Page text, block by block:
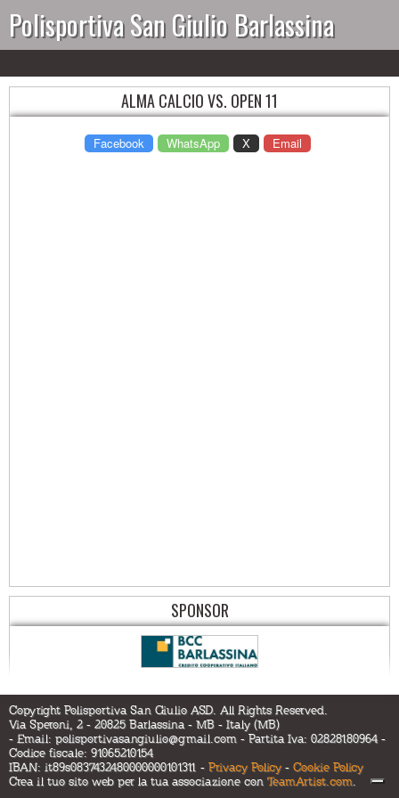
Polisportiva San Giulio Barlassina
ALMA CALCIO VS. OPEN 11
Facebook WhatsApp X Email
SPONSOR
Copyright Polisportiva San Giulio ASD. All Rights Reserved.
Via Speroni, 2 - 20825 Barlassina - MB - Italy (MB)
- Email: polisportivasangiulio@gmail.com - Partita Iva: 02828180964 -
Codice fiscale: 91065210154
IBAN: it89s0837432480000000101311 - Privacy Policy- Cookie Policy
Crea il tuo sito web per la tua associazione con TeamArtist.com.